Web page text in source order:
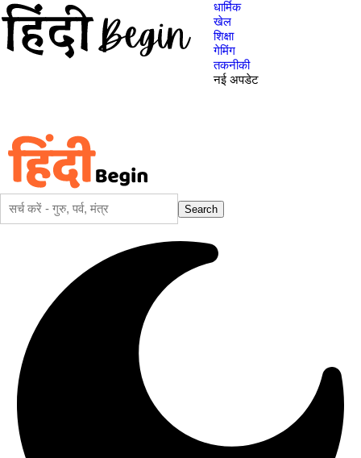
धार्मिक
खेल
शिक्षा
गेमिंग
तकनीकी
नई अपडेट